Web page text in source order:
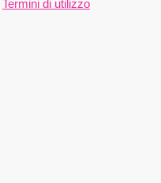
Termini di utilizzo